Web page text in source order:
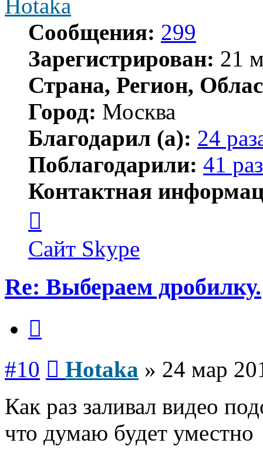
Hotaka
Сообщения: 299
Зарегистрирован: 21
Страна, Регион,
Город: Москва
Благодарил (а): 24
Поблагодарили: 41 раз
Контактная
пользователя
Hotaka
Сайт Skype
Re: Выбераем дробилку.
#10 Hotaka » 24 мар
Как раз заливал видео
что думаю будет уместно